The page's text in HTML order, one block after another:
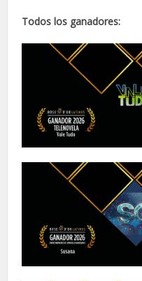
Todos los ganadores: